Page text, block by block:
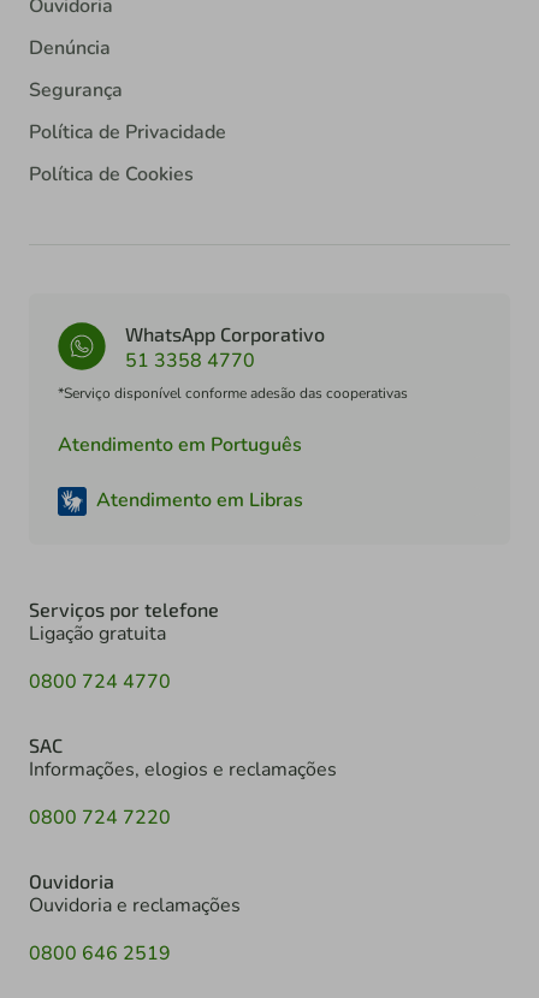
Ouvidoria
Denúncia
Segurança
Política de Privacidade
Política de Cookies
WhatsApp Corporativo
51 3358 4770
*Serviço disponível conforme adesão das cooperativas
Atendimento em Português
Atendimento em Libras
Serviços por telefone
Ligação gratuita
0800 724 4770
SAC
Informações, elogios e reclamações
0800 724 7220
Ouvidoria
Ouvidoria e reclamações
0800 646 2519